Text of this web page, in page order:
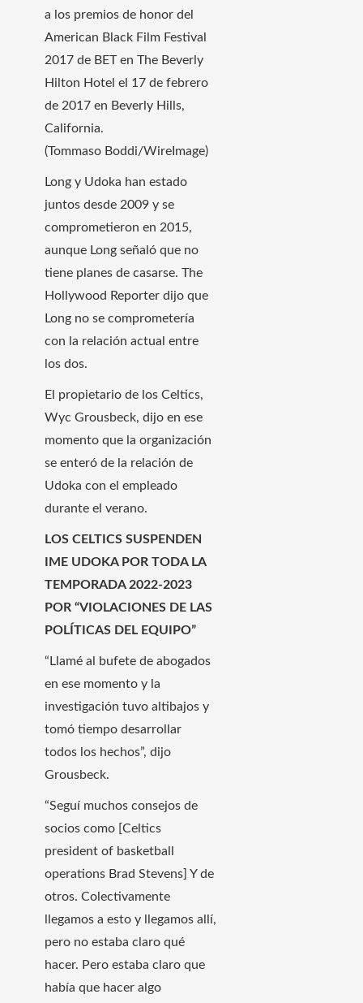
a los premios de honor del
American Black Film Festival
2017 de BET en The Beverly
Hilton Hotel el 17 de febrero
de 2017 en Beverly Hills,
California.
(Tommaso Boddi/WireImage)
Long y Udoka han estado
juntos desde 2009 y se
comprometieron en 2015,
aunque Long señaló que no
tiene planes de casarse. The
Hollywood Reporter dijo que
Long no se comprometería
con la relación actual entre
los dos.
El propietario de los Celtics,
Wyc Grousbeck, dijo en ese
momento que la organización
se enteró de la relación de
Udoka con el empleado
durante el verano.
LOS CELTICS SUSPENDEN
IME UDOKA POR TODA LA
TEMPORADA 2022-2023
POR “VIOLACIONES DE LAS
POLÍTICAS DEL EQUIPO”
“Llamé al bufete de abogados
en ese momento y la
investigación tuvo altibajos y
tomó tiempo desarrollar
todos los hechos”, dijo
Grousbeck.
“Seguí muchos consejos de
socios como [Celtics
president of basketball
operations Brad Stevens] Y de
otros. Colectivamente
llegamos a esto y llegamos allí,
pero no estaba claro qué
hacer. Pero estaba claro que
había que hacer algo